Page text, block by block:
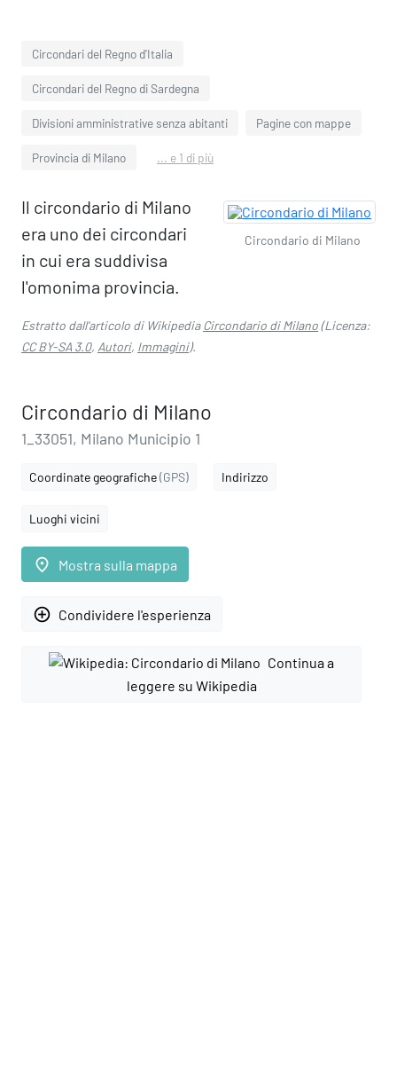
Circondari del Regno d'Italia
Circondari del Regno di Sardegna
Divisioni amministrative senza abitanti Pagine con mappe
Provincia di Milano ... e 1 di più
Circondario di Milano
Il circondario di Milano
era uno dei circondari
in cui era suddivisa
l'omonima provincia.
Estratto dall'articolo di WikipediaCircondario di Milano(Licenza:
CC BY-SA 3.0, Autori, Immagini).
Circondario di Milano
1_33051, Milano Municipio 1
Coordinate geografiche(GPS) Indirizzo
Luoghi vicini
place Mostra sulla mappa
add_circle_outline Condividere l'esperienza
Continua a
leggere su Wikipedia